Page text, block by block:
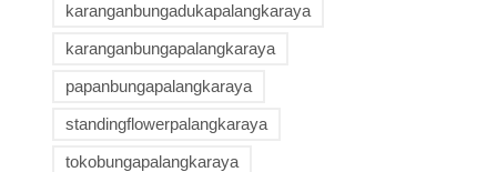
karanganbungadukapalangkaraya
karanganbungapalangkaraya
papanbungapalangkaraya
standingflowerpalangkaraya
tokobungapalangkaraya